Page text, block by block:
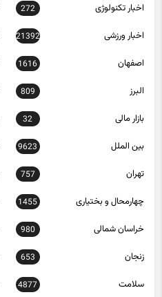
اخبار تکنولوژی 272
اخبار ورزشی 21392
اصفهان 1616
البرز 809
بازار مالی 32
بین الملل 9623
تهران 757
چهارمحال و بختیاری 1455
خراسان شمالی 980
زنجان 653
سلامت 4877